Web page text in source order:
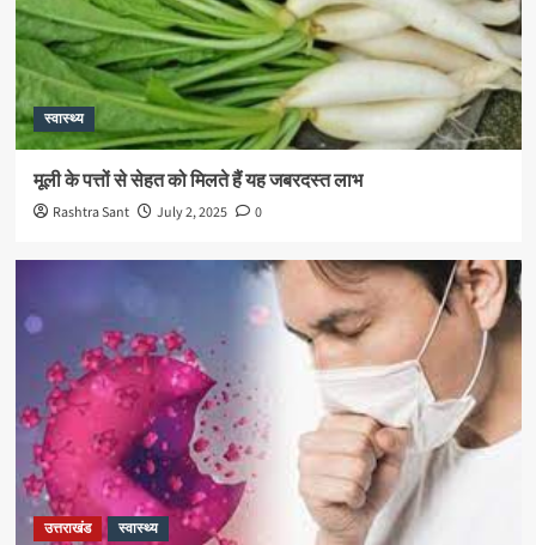
स्वास्थ्य
मूली के पत्तों से सेहत को मिलते हैं यह जबरदस्त लाभ
Rashtra Sant July 2, 2025 0
उत्तराखंड स्वास्थ्य